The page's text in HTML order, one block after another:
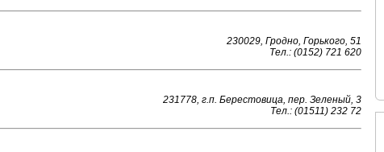
230029, Гродно, Горького, 51
Тел.: (0152) 721 620
231778, г.п. Берестовица, пер. Зеленый, 3
Тел.: (01511) 232 72